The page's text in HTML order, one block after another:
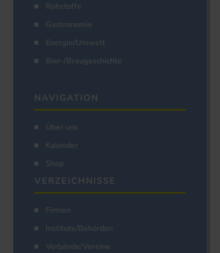
Rohstoffe
Gastronomie
Energie/Umwelt
Bier-/Braugeschichte
NAVIGATION
Über uns
Kalender
Shop
VERZEICHNISSE
Firmen
Institute/Behörden
Verbände/Vereine